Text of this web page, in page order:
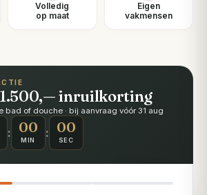
Volledig
op maat
Eigen
vakmensen
inruilkorting
bad of douche · bij aanvraag vóór 31 aug
: 00
MIN
: 00
SEC